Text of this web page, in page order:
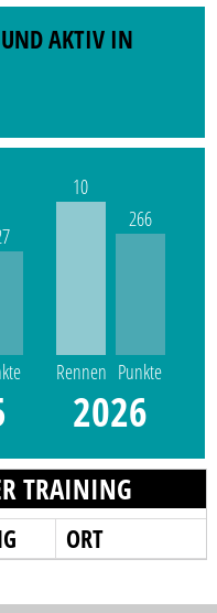
UND AKTIV IN
10
Rennen
266
Punkte
2026
TRAINING
ORT